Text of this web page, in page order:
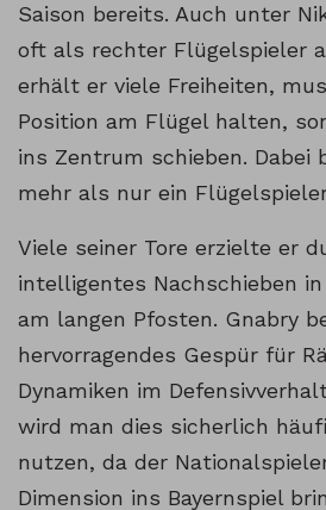
Saison bereits. Auch unter
oft als rechter Flügelspieler
erhält er viele Freiheiten,
Position am Flügel halten,
ins Zentrum schieben. Dabei
mehr als nur ein
Viele seiner Tore erzielte er
intelligentes Nachschieben
am langen Pfosten. Gnabry
hervorragendes Gespür für
Dynamiken im
wird man dies sicherlich
nutzen, da der
Dimension ins Bayernspiel